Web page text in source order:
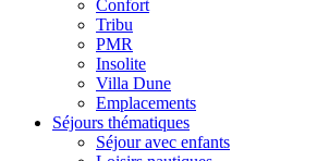
Confort
Tribu
PMR
Insolite
Villa Dune
Emplacements
Séjours thématiques
Séjour avec enfants